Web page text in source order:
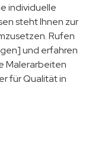
individuelle
steht Ihnen zur
Rufen
und erfahren
Malerarbeiten
für Qualität in